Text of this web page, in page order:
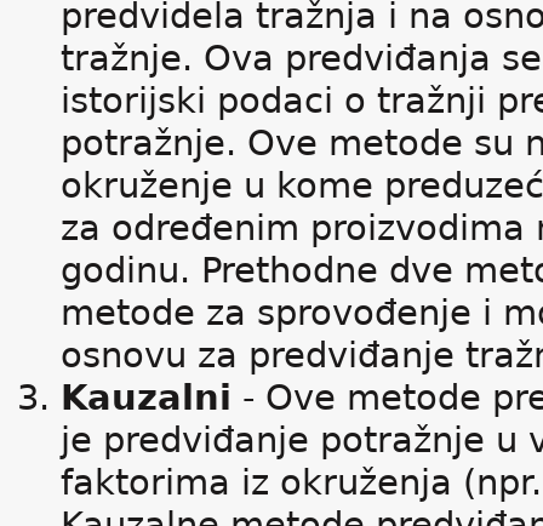
predvidela tražnja i na
tražnje. Ova predviđanja
istorijski podaci o tražnji
potražnje. Ove metode su
okruženje u kome
za određenim
godinu. Prethodne dve
metode za sprovođenje i
osnovu za predviđanje
Kauzalni - Ove metode
je predviđanje potražnje u
faktorima iz okruženja